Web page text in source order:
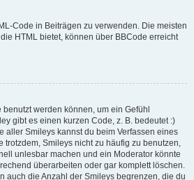
Code in Beiträgen zu verwenden. Die meisten
HTML bietet, können über BBCode erreicht
werden können, um ein Gefühl
gibt es einen kurzen Code, z. B. bedeutet :)
aller Smileys kannst du beim Verfassen eines
trotzdem, Smileys nicht zu häufig zu benutzen,
unlesbar machen und ein Moderator könnte
überarbeiten oder gar komplett löschen.
auch die Anzahl der Smileys begrenzen, die du